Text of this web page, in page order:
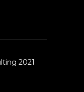
2021